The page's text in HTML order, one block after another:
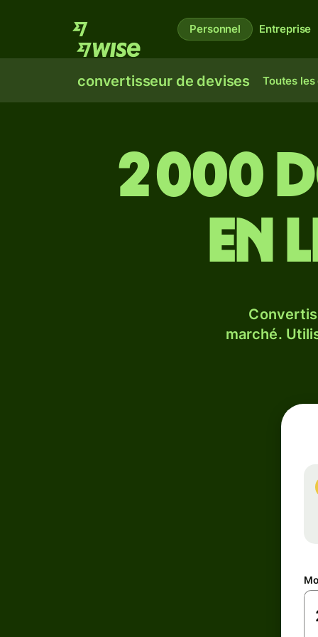
Personnel Entreprise
convertisseur de devises Toutes les
2 000
en
marché.